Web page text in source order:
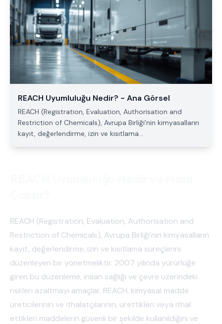
REACH Uyumluluğu Nedir? - Ana Görsel
REACH (Registration, Evaluation, Authorisation and
Restriction of Chemicals), Avrupa Birliği'nin kimyasalların
kayıt, değerlendirme, izin ve kısıtlama...
REACH (Registration, Evaluation, Authorisation and
Restriction of Chemicals), Avrupa Birliği'nin kimyasalların
kayıt, değerlendirme, izin ve kısıtlama süreçlerini
düzenleyen bir yönetmeliktir. 2007 yılında yürürlüğe
giren bu düzenleme, insan sağlığı ve çevre üzerindeki
riskleri azaltmayı amaçlar. REACH, kimyasal madde
üreticilerinin ve ithalatçılarının, ürettikleri veya ithal
ettikleri maddelerin güvenli bir şekilde kullanıldığını ve